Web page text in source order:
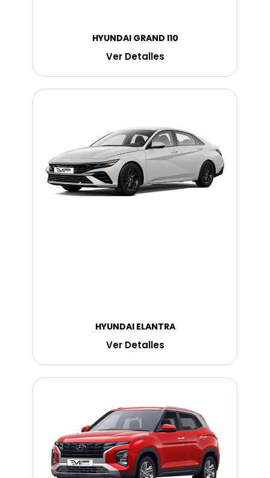
HYUNDAI GRAND I10
Ver Detalles
HYUNDAI ELANTRA
Ver Detalles